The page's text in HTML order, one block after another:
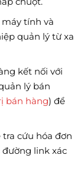
tính và
quản lý từ xa
kết nối với
lý bán
bán hàng) để
cứu hóa đơn
link xác